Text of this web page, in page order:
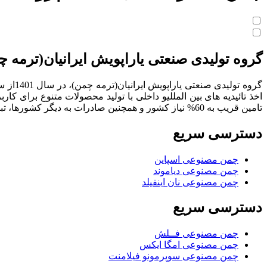
گروه تولیدی صنعتی یاراپویش
تامین قریب به 60% نیاز کشور و همچنین صادرات به دیگر کشورها، تبدیل به شرکتی پیشرو در تولید محصولات با کیفیت فعالیت نماید
دسترسی سریع
چمن مصنوعی اسپاین
چمن مصنوعی دیاموند
چمن مصنوعی نان اینفیلد
دسترسی سریع
چمن مصنوعی فــلش
چمن مصنوعی امگا ایکس
چمن مصنوعی سوپرمونو فیلامنت